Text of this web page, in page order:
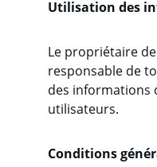
Utilisation des
Le propriétaire
responsable de
des informations
utilisateurs.
Conditions